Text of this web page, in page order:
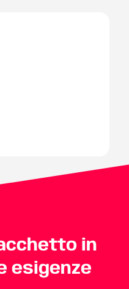
in
esigenze